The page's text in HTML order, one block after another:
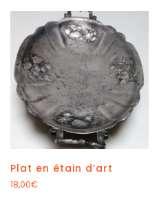
Plat en étain d’art
18,00€